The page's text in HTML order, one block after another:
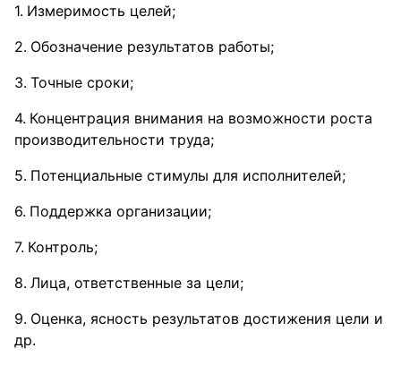
Измеримость целей;
Обозначение результатов работы;
Точные сроки;
Концентрация внимания на возможности роста
производительности труда;
Потенциальные стимулы для исполнителей;
Поддержка организации;
Контроль;
Лица, ответственные за цели;
Оценка, ясность результатов достижения цели и
др.